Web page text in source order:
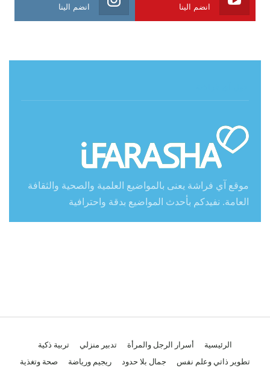
انضم الينا انضم الينا
موقع آي فراشة يعنى بالمواضيع العلمية والصحية والثقافة
العامة. نفيدكم بأحدث المواضيع بدقة واحترافية
الرئيسية أسرار الرجل والمرأة تدبير منزلي
تربية ذكية
تطوير ذاتي وعلم نفس
جمال بلا حدود ريجيم ورياضة صحة وتغذية